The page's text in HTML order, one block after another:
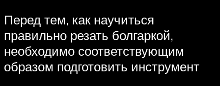
Перед тем, как научиться
правильно резать болгаркой,
необходимо соответствующим
образом подготовить инструмент